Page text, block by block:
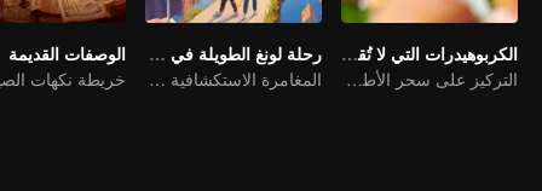
الكربوهيدرات التي لا تُقاوم: مجموعة أطعمة شهية
التركيز على سحر الأطعمة الأساسية الغنية بالكربوهيدرات
رحلة لونغ الطويلة في الصين الشعرية
المغامرة الاستكشافية مع نيكولاس وو وشينغ أوي و شيا لوه لوه
الوصفات القديمة
خريطة نكهات